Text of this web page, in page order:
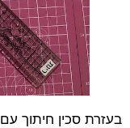
בעזרת סכין חיתוך